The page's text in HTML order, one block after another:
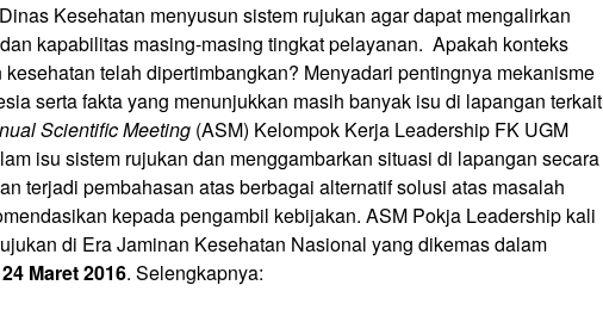
Kesehatan menyusun sistem rujukan agar dapat mengalirkan
kapabilitas masing-masing tingkat pelayanan. Apakah konteks
telah dipertimbangkan? Menyadari pentingnya mekanisme
serta fakta yang menunjukkan masih banyak isu di lapangan terkait
Scientific Meeting (ASM) Kelompok Kerja Leadership FK UGM
isu sistem rujukan dan menggambarkan situasi di lapangan secara
terjadi pembahasan atas berbagai alternatif solusi atas masalah
kepada pengambil kebijakan. ASM Pokja Leadership kali
di Era Jaminan Kesehatan Nasional yang dikemas dalam
24 Maret 2016. Selengkapnya: